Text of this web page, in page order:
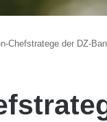
Chefstratege der DZ-